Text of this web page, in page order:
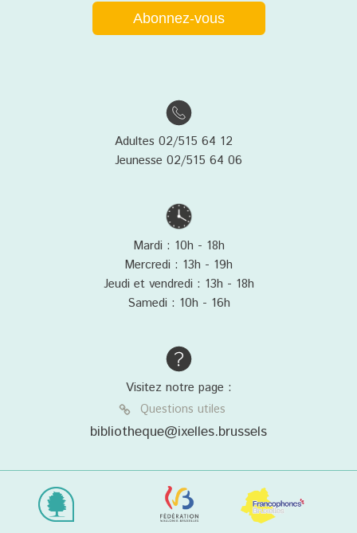
Adultes 02/515 64 12
Jeunesse 02/515 64 06
Mardi : 10h - 18h
Mercredi : 13h - 19h
Jeudi et vendredi : 13h - 18h
Samedi : 10h - 16h
Visitez notre page :
Questions utiles
bibliotheque@ixelles.brussels